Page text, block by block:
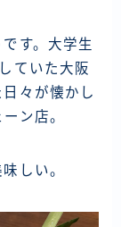
す。大学生
ていた大阪
々が懐かし
ン店。
しい。